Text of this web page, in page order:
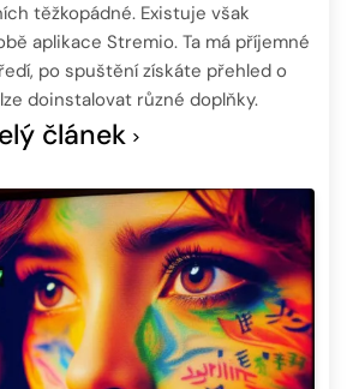
těžkopádné. Existuje však
aplikace Stremio. Ta má příjemné
po spuštění získáte přehled o
doinstalovat různé doplňky.
článek